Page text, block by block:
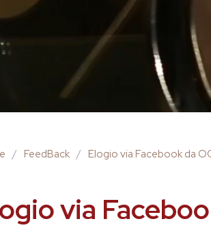
/ FeedBack / Elogio via Facebook da
via